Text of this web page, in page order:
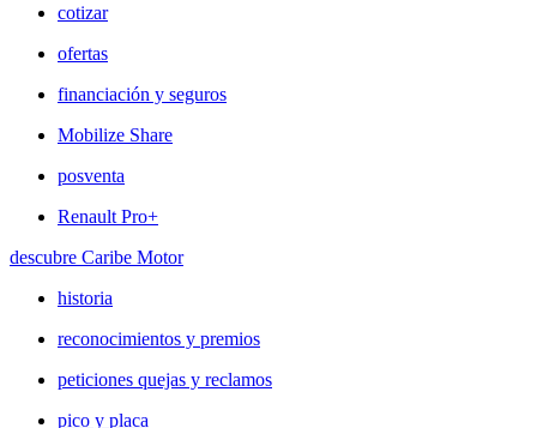
cotizar
ofertas
financiación y seguros
Mobilize Share
posventa
Renault Pro+
descubre Caribe Motor
historia
reconocimientos y premios
peticiones quejas y reclamos
pico y placa